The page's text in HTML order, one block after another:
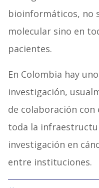
bioinformáticos, no
molecular sino en
pacientes.
En Colombia hay
investigación,
de colaboración con
toda la
investigación en
entre instituciones.